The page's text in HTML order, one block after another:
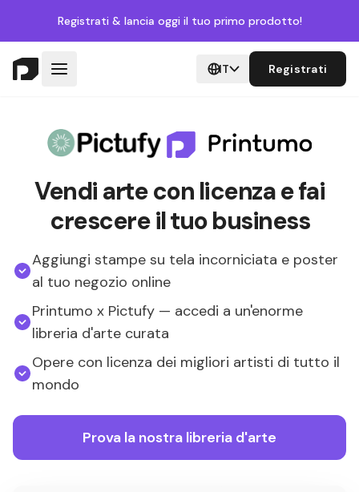
Registrati & lancia oggi il tuo primo prodotto!
IT Registrati
Vendi arte con licenza e fai
crescere il tuo business
Aggiungi stampe su tela incorniciata e poster
al tuo negozio online
Printumo x Pictufy — accedi a un'enorme
libreria d'arte curata
Opere con licenza dei migliori artisti di tutto il
mondo
Prova la nostra libreria d'arte